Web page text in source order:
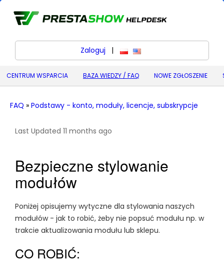
Zaloguj | polskiEnglish (United States)
CENTRUM WSPARCIA BAZA WIEDZY / FAQ NOWE ZGŁOSZENIE
FAQ » Podstawy - konto, moduły, licencje, subskrypcje
Last Updated 11 months ago
Bezpieczne stylowanie
modułów
Poniżej opisujemy wytyczne dla stylowania naszych
modułów - jak to robić, żeby nie popsuć modułu np. w
trakcie aktualizowania modułu lub sklepu.
CO ROBIĆ: